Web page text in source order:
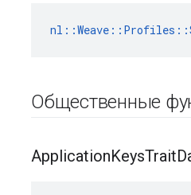
Общественные
ApplicationKeysTrait